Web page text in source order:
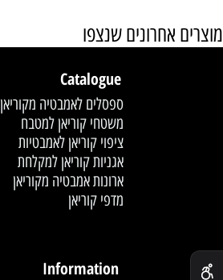
מוצרים אחרונים שנצפו
Catalogue
ספסלים לאמבטיה מקוריאן
משטחי קוריאן למטבח
ציפוי קוריאן לאמבטיות
אגניות קוריאן למקלחת
ארונות אמבטיה מקוריאן
מדפי קוריאן
Information